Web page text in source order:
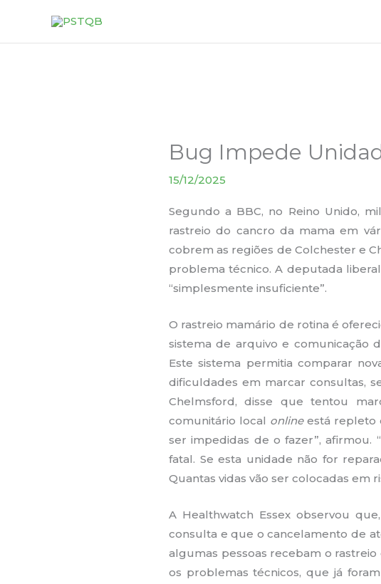
content
Bug Impede
15/12/2025
Segundo a BBC, no Reino Unido,
rastreio do cancro da mama em
cobrem as regiões de Colchester e
problema técnico. A deputada
“simplesmente insuficiente”.
O rastreio mamário de rotina é
sistema de arquivo e comunicação
Este sistema permitia comparar
dificuldades em marcar consultas,
Chelmsford, disse que tentou
comunitário local onlineestá repleto
ser impedidas de o fazer”, afirmou.
fatal. Se esta unidade não for
Quantas vidas vão ser colocadas em
A Healthwatch Essex observou
consulta e que o cancelamento de
algumas pessoas recebam o
os problemas técnicos, que já